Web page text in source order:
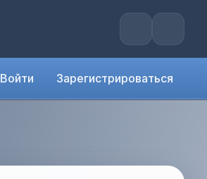
Войти Зарегистрироваться